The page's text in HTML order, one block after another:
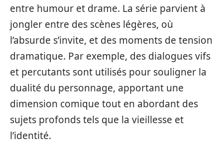
entre humour et drame. La série parvient à
jongler entre des scènes légères, où
l’absurde s’invite, et des moments de tension
dramatique. Par exemple, des dialogues vifs
et percutants sont utilisés pour souligner la
dualité du personnage, apportant une
dimension comique tout en abordant des
sujets profonds tels que la vieillesse et
l’identité.